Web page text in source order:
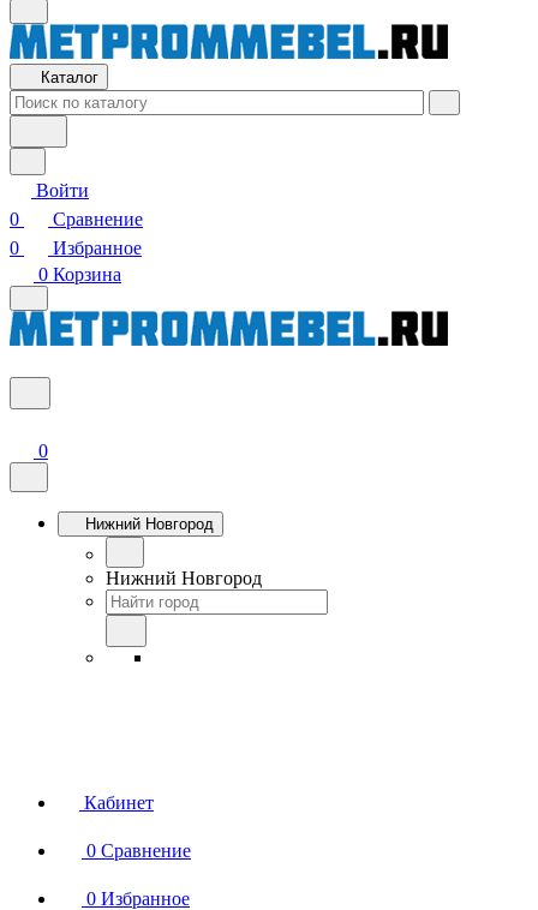
Каталог
Войти
0
Сравнение
0
Избранное
0 Корзина
0
Нижний Новгород
Нижний Новгород
Кабинет
0 Сравнение
0 Избранное